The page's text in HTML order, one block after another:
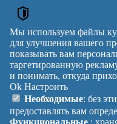
Почтовые индексы
Франківська
обл.
98, 99, 100,
106, 106А,
Вулиця №
reklama
Правила
Помощь
Платные
Мы используем файлы
для улучшения вашего
показывать вам
таргетированную
и понимать, откуда
Ok Настроить
Необходимые: без
предоставлять вам
Функциональные :